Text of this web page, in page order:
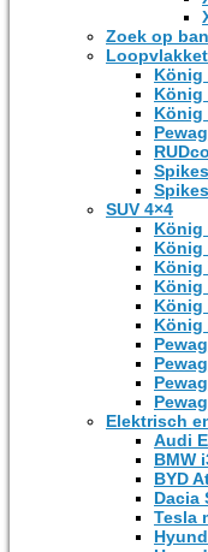
Zoek op
König
König
König
SUV 4×4
König
König
König
König
König
König
Elektrisch
Audi
BMW
BYD
Dacia
Tesla